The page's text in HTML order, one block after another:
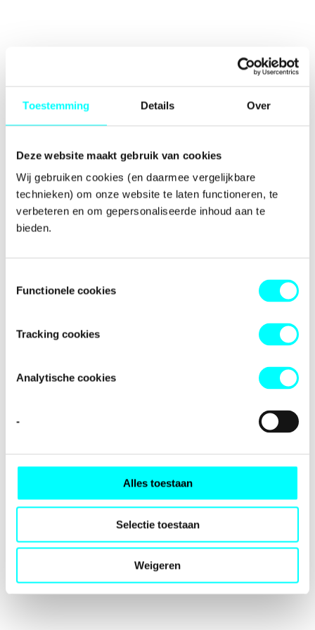
Toestemming Details Over
Deze website maakt gebruik van cookies
Wij gebruiken cookies (en daarmee vergelijkbare
technieken) om onze website te laten functioneren, te
verbeteren en om gepersonaliseerde inhoud aan te
bieden.
Functionele cookies
Tracking cookies
Analytische cookies
-
Alles toestaan
Selectie toestaan
Weigeren
-side exception has occurred while
browser consolefor